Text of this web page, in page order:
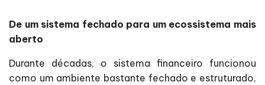
De um sistema fechado para um ecossistema mais
aberto
Durante décadas, o sistema financeiro funcionou
como um ambiente bastante fechado e estruturado,